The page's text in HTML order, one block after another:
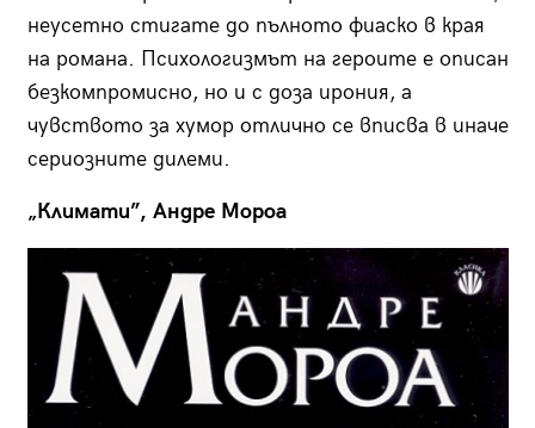
неусетно стигате до пълното фиаско в края
на романа. Психологизмът на героите е описан
безкомпромисно, но и с доза ирония, а
чувството за хумор отлично се вписва в иначе
сериозните дилеми.
„Климати”, Андре Мороа